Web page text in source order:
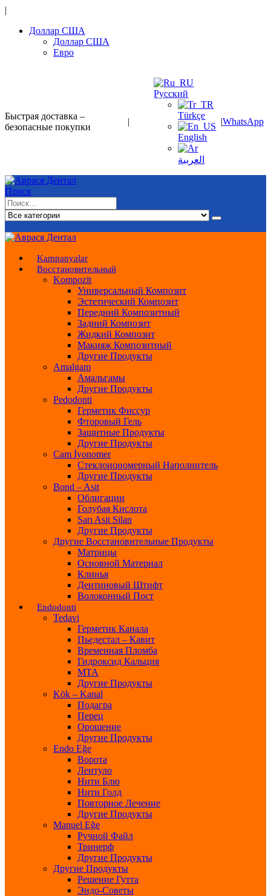
|
Доллар США
Доллар США
Евро
Быстрая доставка –
безопасные покупки
|
Русский
Türkçe
English
العربية
|WhatsApp
Поиск
Kampanyalar
Восстановительный
Kompozit
Универсальный Композит
Эстетический Композит
Передний Композитный
Задний Композит
Жидкий Композит
Макияж Композитный
Другие Продукты
Amalgam
Амальгамы
Другие Продукты
Pedodonti
Герметик Фиссур
Фторовый Гель
Защитные Продукты
Другие Продукты
Cam İyonomer
Стеклоиономерный Наполнитель
Другие Продукты
Bond – Asit
Облигации
Голубая Кислота
Sarı Asit Silan
Другие Продукты
Другие Восстановительные Продукты
Матрицы
Основной Материал
Клинья
Дентиновый Штифт
Волоконный Пост
Endodonti
Tedavi
Герметик Канала
Пьедестал – Кавит
Временная Пломба
Гидроксид Кальция
МТА
Другие Продукты
Kök – Kanal
Подагра
Перец
Орошение
Другие Продукты
Endo Eğe
Ворота
Лентуло
Нити Блю
Нити Голд
Повторное Лечение
Другие Продукты
Manuel Eğe
Ручной Файл
Тринерф
Другие Продукты
Другие Продукты
Решение Гутта
Эндо-Советы